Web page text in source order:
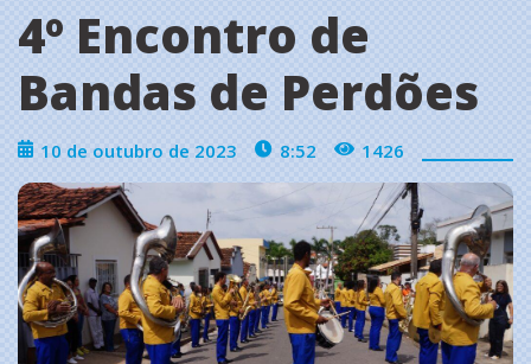
4º Encontro de
Bandas de Perdões
10 de outubro de 2023 8:52 1426